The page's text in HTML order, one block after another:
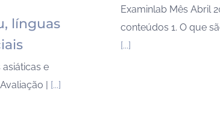
Examinlab Mês Abril
conteúdos 1. O que
[...]
línguas
e
| [...]